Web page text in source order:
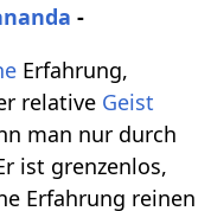
-
Erfahrung,
relative Geist
man nur durch
ist grenzenlos,
Erfahrung reinen